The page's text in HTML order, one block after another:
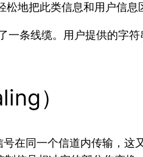
地把此类信息和用户信
一条线缆。用户提供的
）
在同一个信道内传输，这